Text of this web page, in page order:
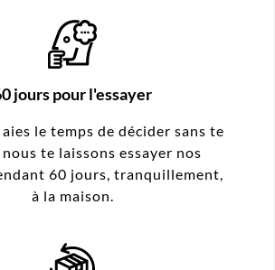
jours pour l'essayer
le temps de décider sans te
nous te laissons essayer nos
60 jours, tranquillement,
à la maison.